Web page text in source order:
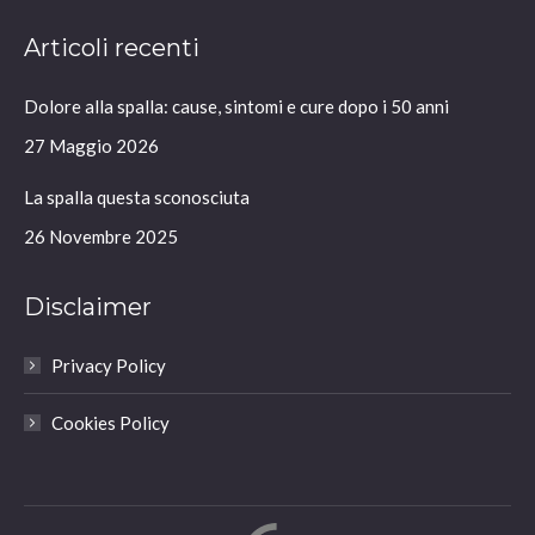
opens
new
window
opens
new
window
opens
new
window
opens
new
window
Articoli recenti
Dolore alla spalla: cause, sintomi e cure dopo i 50 anni
27 Maggio 2026
La spalla questa sconosciuta
26 Novembre 2025
Disclaimer
Privacy Policy
Cookies Policy